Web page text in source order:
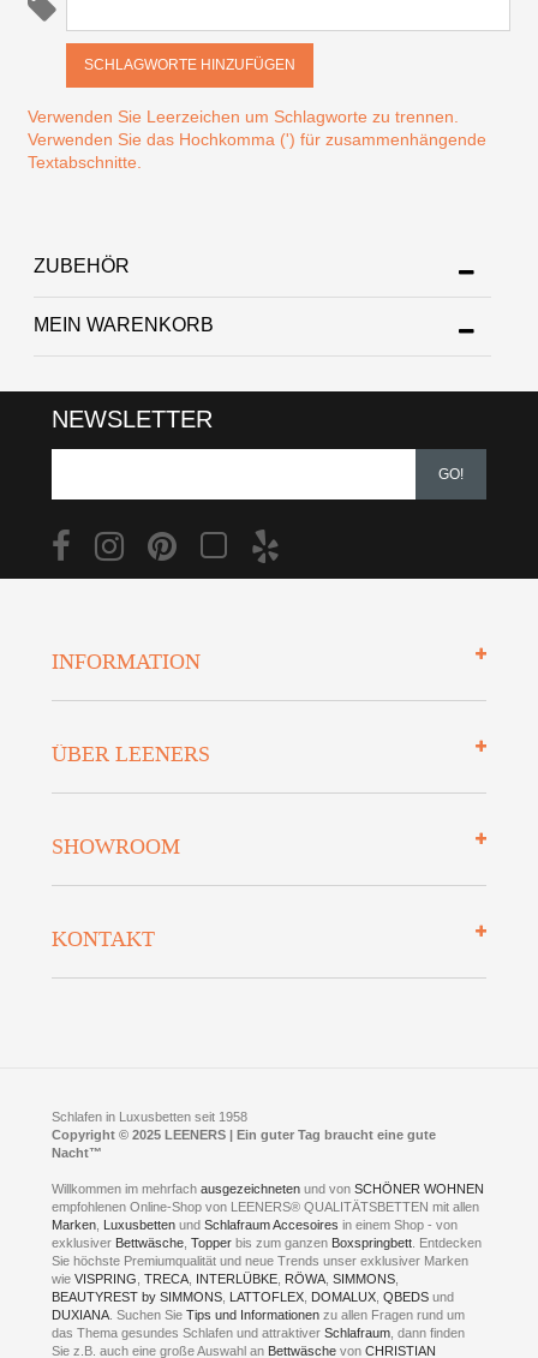
SCHLAGWORTE HINZUFÜGEN
Verwenden Sie Leerzeichen um Schlagworte zu trennen.
Verwenden Sie das Hochkomma (') für zusammenhängende
Textabschnitte.
ZUBEHÖR
MEIN WARENKORB
NEWSLETTER
GO!
INFORMATION
Finanzierung
Datenschutz
ÜBER LEENERS
Preisgarantie
Presse
Jobs
SHOWROOM
Fotoalbum
Kontakt
KONTAKT
Neuer Showroom für unsere Onlineartikel.
Kontakt via:WhatsApp
Kontakt via:eMail
mögliche Zeiten für eine Showroom Terminreservierung
MO und DI geschlossen
MI - FR 11 bis 17 Uhr
SA 11 bis 15 Uhr
Schlafen in Luxusbetten seit 1958
Copyright © 2025 LEENERS | Ein guter Tag braucht eine gute
Nacht™
Willkommen im mehrfachausgezeichnetenund vonSCHÖNER WOHNEN
empfohlenen Online-Shop von LEENERS® QUALITÄTSBETTEN mit allen
Marken Luxusbetten undSchlafraum Accesoires in einem Shop - von
exklusiver Bettwäsche ,Topper bis zum ganzen Boxspringbett . Entdecken
Sie höchste Premiumqualität und neue Trends unser exklusiver Marken
wieVISPRING ,TRECA INTERLÜBKE RÖWA ,SIMMONS
BEAUTYREST by SIMMONS LATTOFLEX DOMALUX ,QBEDS und
DUXIANA . Suchen SieTips und Informationen zu allen Fragen rund um
das Thema gesundes Schlafen und attraktiverSchlafraum , dann finden
Sie z.B. auch eine große Auswahl an Bettwäsche vonCHRISTIAN